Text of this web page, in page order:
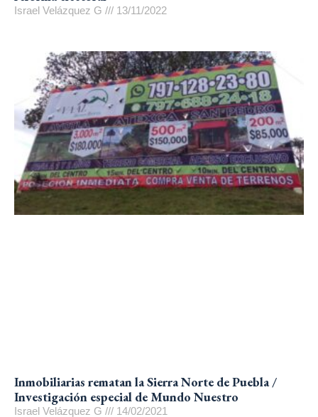
Israel Velázquez G 13/11/2022
Inmobiliarias rematan la Sierra Norte de Puebla /
Investigación especial de Mundo Nuestro
Israel Velázquez G 14/02/2021